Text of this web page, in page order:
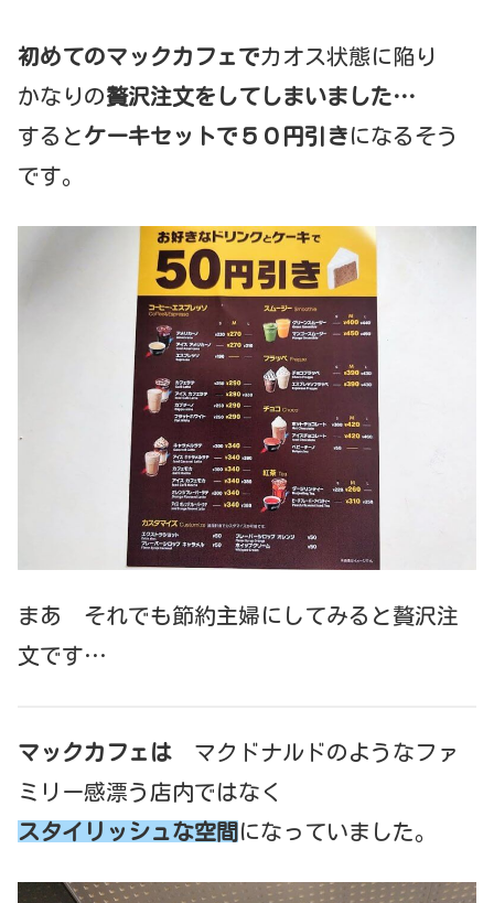
初めてのマックカフェでカオス状態に陥り
かなりの贅沢注文をしてしまいました…
すると ケーキセットで５０円引き になるそう
です。
まあ それでも節約主婦にしてみると贅沢注
文です…
マックカフェは マクドナルドのようなファ
ミリー感漂う店内ではなく
スタイリッシュな空間 になっていました。